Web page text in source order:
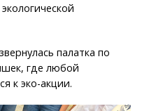
палатка по
где любой
к эко-акции.